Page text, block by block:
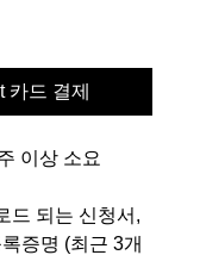
카드 결제
이상 소요
드 되는 신청서,
증명 (최근 3개